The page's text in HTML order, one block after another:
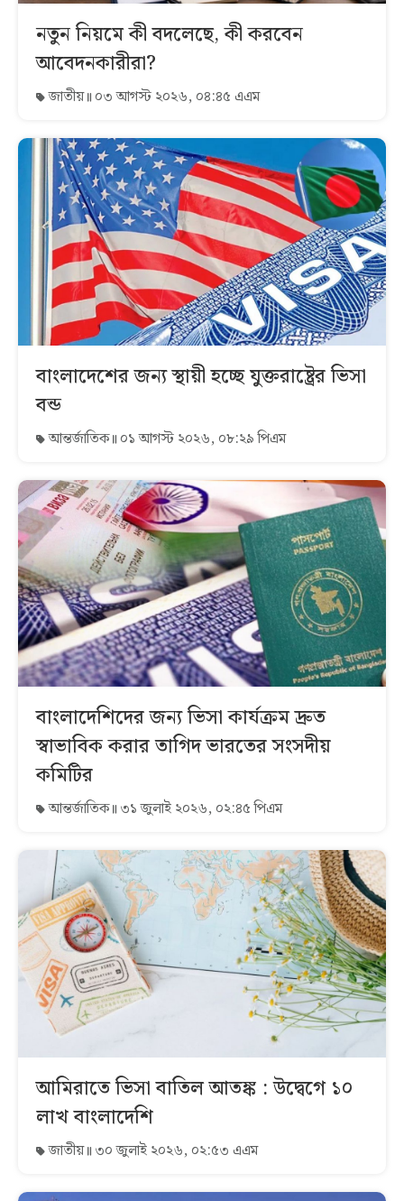
নতুন নিয়মে কী বদলেছে, কী করবেন
আবেদনকারীরা?
জাতীয় ০৩ আগস্ট ২০২৬, ০৪:৪৫ এএম
বাংলাদেশের জন্য স্থায়ী হচ্ছে যুক্তরাষ্ট্রের ভিসা
বন্ড
আন্তর্জাতিক ০১ আগস্ট ২০২৬, ০৮:২৯ পিএম
বাংলাদেশিদের জন্য ভিসা কার্যক্রম দ্রুত
স্বাভাবিক করার তাগিদ ভারতের সংসদীয়
কমিটির
আন্তর্জাতিক ৩১ জুলাই ২০২৬, ০২:৪৫ পিএম
আমিরাতে ভিসা বাতিল আতঙ্ক : উদ্বেগে ১০
লাখ বাংলাদেশি
জাতীয় ৩০ জুলাই ২০২৬, ০২:৫৩ এএম